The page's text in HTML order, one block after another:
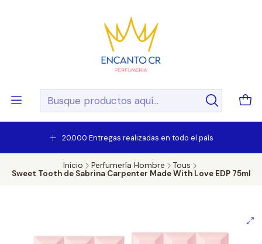
20.000 Entregas realizadas en todo el país
Inicio Perfumería Hombre
Tous
Sweet Tooth de Sabrina Carpenter Made With Love EDP 75ml